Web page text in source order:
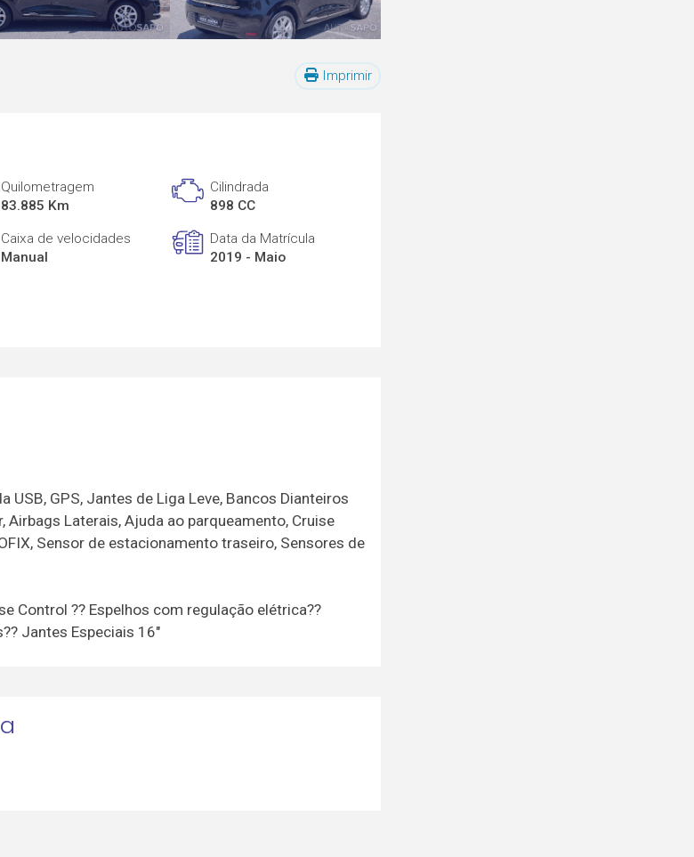
Imprimir
Quilometragem
83.885 Km
Cilindrada
898 CC
Caixa de velocidades
Manual
Data da Matrícula
2019 - Maio
USB, GPS, Jantes de Liga Leve, Bancos Dianteiros
Laterais, Ajuda ao parqueamento, Cruise
Sensor de estacionamento traseiro, Sensores de
Control ?? Espelhos com regulação elétrica??
Jantes Especiais 16"